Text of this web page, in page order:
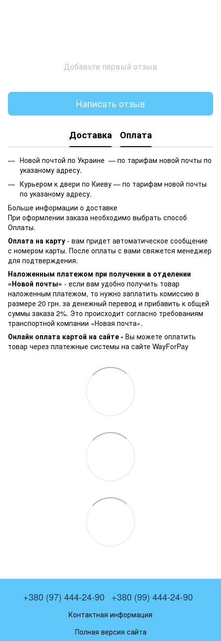
Добавьте первый отзыв
Написать отзыв
Доставка Оплата
Новой почтой по Украине — по тарифам новой почты по
указаному адресу.
Курьером к двери по Киеву — по тарифам новой почты
по указаному адресу.
Больше информации о доставке
При оформлении заказа необходимо выбрать способ
Оплаты.
Оплата на карту - вам придет автоматическое сообщение
с номером карты. После оплаты с вами свяжется менеджер
для подтверждения.
Наложенным платежом при получении в отделении
«Новой почты» - если вам удобно получить товар
наложенным платежом, то нужно заплатить комиссию в
размере 20 грн. за денежный перевод и прибавить к общей
суммы заказа 2%. Это происходит согласно требованиям
транспортной компании «Новая почта».
Онлайн оплата картой на сайте - Вы можете оплатить
товар через платежные системы на сайте WayForPay
+380 (97) 444-24-90 +380 (99) 444-24-90
Контактная информация
Полная версия сайта